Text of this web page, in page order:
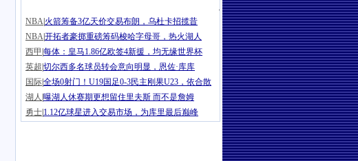
勇士|勇士试训北卡州立大四后场,他的
NBA 火箭筹备3亿天价交易布朗，乌杜卡招揽昔
NBA开拓者豪掷重磅筹码梭哈字母哥，热火湖人
西甲 每体：皇马1.86亿欧签4新援，均无缘世界杯
英超 切尔西多名球员转会意向明显，恩佐·库库
国际全场0射门！U19国足0-3民主刚果U23，依合散
湖人 曝湖人休赛期更想留住里夫斯 而不是詹姆
勇士 1.12亿球星进入交易市场，为库里最后巅峰